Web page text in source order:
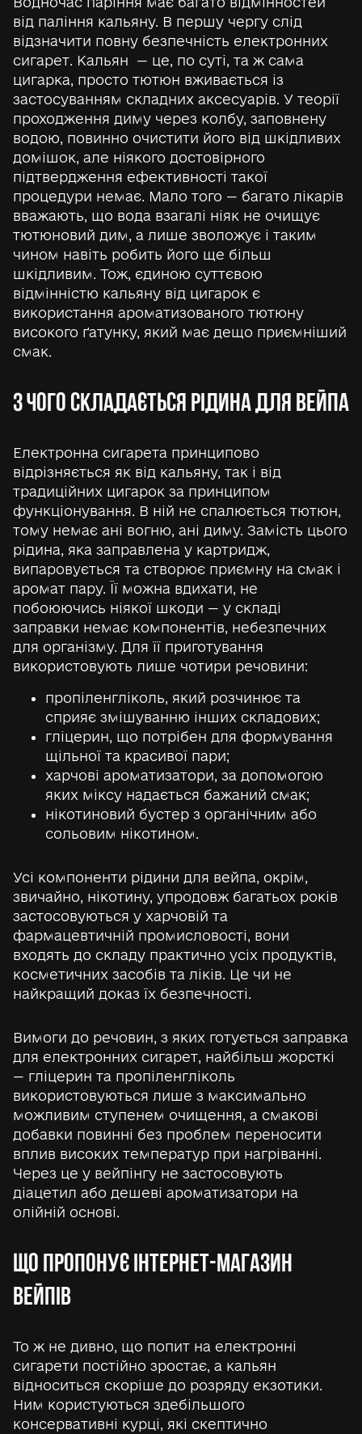
від паління кальяну. В першу чергу слід
відзначити повну безпечність електронних
сигарет. Кальян — це, по суті, та ж сама
цигарка, просто тютюн вживається із
застосуванням складних аксесуарів. У теорії
проходження диму через колбу, заповнену
водою, повинно очистити його від шкідливих
домішок, але ніякого достовірного
підтвердження ефективності такої
процедури немає. Мало того — багато лікарів
вважають, що вода взагалі ніяк не очищує
тютюновий дим, а лише зволожує і таким
чином навіть робить його ще більш
шкідливим. Тож, єдиною суттєвою
відмінністю кальяну від цигарок є
використання ароматизованого тютюну
високого ґатунку, який має дещо приємніший
смак.
З ЧОГО СКЛАДАЄТЬСЯ РІДИНА ДЛЯ ВЕЙПА
Електронна сигарета принципово
відрізняється як від кальяну, так і від
традиційних цигарок за принципом
функціонування. В ній не спалюється тютюн,
тому немає ані вогню, ані диму. Замість цього
рідина, яка заправлена у картридж,
випаровується та створює приємну на смак і
аромат пару. Її можна вдихати, не
побоюючись ніякої шкоди — у складі
заправки немає компонентів, небезпечних
для організму. Для її приготування
використовують лише чотири речовини:
пропіленгліколь, який розчинює та
сприяє змішуванню інших складових;
гліцерин, що потрібен для формування
щільної та красивої пари;
харчові ароматизатори, за допомогою
яких міксу надається бажаний смак;
нікотиновий бустер з органічним або
сольовим нікотином.
Усі компоненти рідини для вейпа, окрім,
звичайно, нікотину, упродовж багатьох років
застосовуються у харчовій та
фармацевтичній промисловості, вони
входять до складу практично усіх продуктів,
косметичних засобів та ліків. Це чи не
найкращий доказ їх безпечності.
Вимоги до речовин, з яких готується заправка
для електронних сигарет, найбільш жорсткі
— гліцерин та пропіленгліколь
використовуються лише з максимально
можливим ступенем очищення, а смакові
добавки повинні без проблем переносити
вплив високих температур при нагріванні.
Через це у вейпінгу не застосовують
діацетил або дешеві ароматизатори на
олійній основі.
ЩО ПРОПОНУЄ ІНТЕРНЕТ-МАГАЗИН
ВЕЙПІВ
То ж не дивно, що попит на електронні
сигарети постійно зростає, а кальян
відноситься скоріше до розряду екзотики.
Ним користуються здебільшого
консервативні курці, які скептично